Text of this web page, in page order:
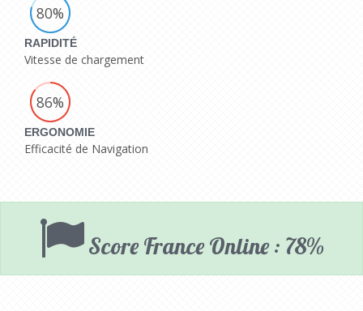
80%
RAPIDITÉ
Vitesse de chargement
86%
ERGONOMIE
Efficacité de Navigation
Score France Online : 78%